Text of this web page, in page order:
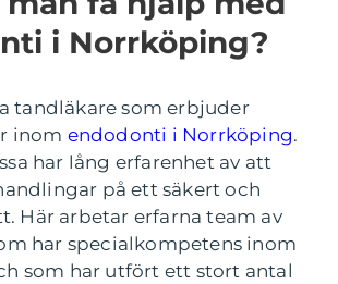
i Norrköping?
tandläkare som erbjuder
inom endodonti i Norrköping.
har lång erfarenhet av att
på ett säkert och
Här arbetar erfarna team av
har specialkompetens inom
som har utfört ett stort antal